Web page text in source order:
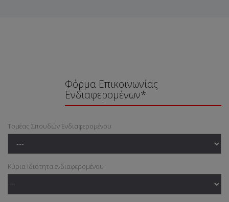
Φόρμα Επικοινωνίας
Ενδιαφερομένων*
Τομέας Σπουδών Ενδιαφερομένου
Κύρια Ιδιότητα ενδιαφερομένου